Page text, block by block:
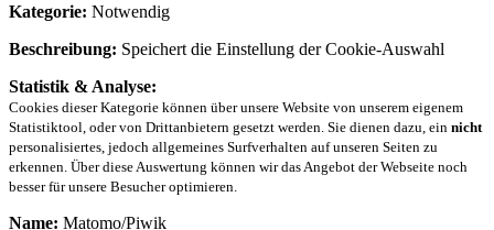
Kategorie: Notwendig
Beschreibung: Speichert die Einstellung der Cookie-Auswahl
Statistik & Analyse:
Cookies dieser Kategorie können über unsere Website von unserem eigenem
Statistiktool, oder von Drittanbietern gesetzt werden. Sie dienen dazu, ein nicht
personalisiertes, jedoch allgemeines Surfverhalten auf unseren Seiten zu
erkennen. Über diese Auswertung können wir das Angebot der Webseite noch
besser für unsere Besucher optimieren.
Name: Matomo/Piwik